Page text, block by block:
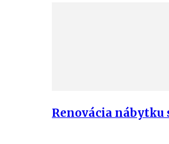
Renovácia nábytku